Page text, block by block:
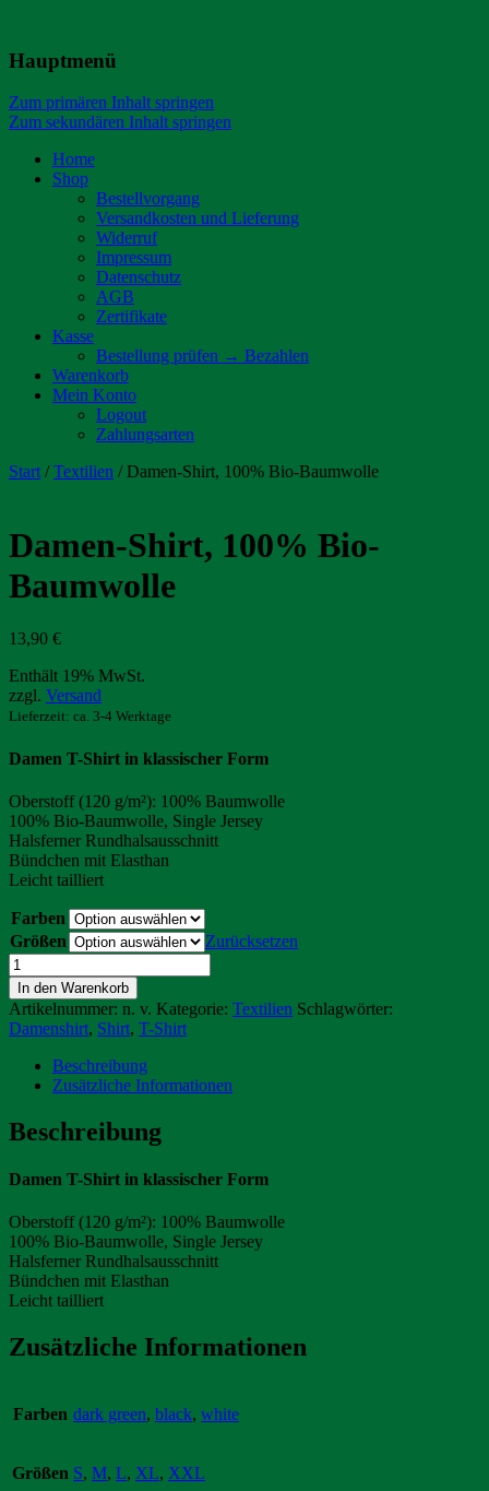
Hauptmenü
Zum primären Inhalt springen
Zum sekundären Inhalt springen
Home
Shop
Bestellvorgang
Versandkosten und Lieferung
Widerruf
Impressum
Datenschutz
AGB
Zertifikate
Kasse
Bestellung prüfen → Bezahlen
Warenkorb
Mein Konto
Logout
Zahlungsarten
Start/Textilien / Damen-Shirt, 100% Bio-Baumwolle
Damen-Shirt, 100% Bio-
Baumwolle
13,90 €
Enthält 19% MwSt.
zzgl. Versand
Lieferzeit: ca. 3-4 Werktage
Damen T-Shirt in klassischer Form
Oberstoff (120 g/m²): 100% Baumwolle
100% Bio-Baumwolle, Single Jersey
Halsferner Rundhalsausschnitt
Bündchen mit Elasthan
Leicht tailliert
Farben
Größen
Zurücksetzen
Damen-
Shirt,
100%
Bio-
Baumwolle
Menge
In den Warenkorb
Artikelnummer: n. v. Kategorie: Textilien Schlagwörter:
Damenshirt, Shirt, T-Shirt
Beschreibung
Zusätzliche Informationen
Beschreibung
Damen T-Shirt in klassischer Form
Oberstoff (120 g/m²): 100% Baumwolle
100% Bio-Baumwolle, Single Jersey
Halsferner Rundhalsausschnitt
Bündchen mit Elasthan
Leicht tailliert
Zusätzliche Informationen
Farben dark green, black, white
Größen S, M, L, XL, XXL